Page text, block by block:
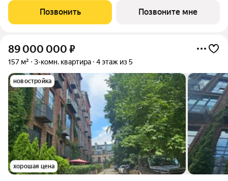
масштаба и визуальное удовольствие от видов на реку,
«Москва-Сити» и гостиницу Украина.
Позвонить Позвоните мне
89 000 000 ₽
157 м² 3-комн. квартира 4 этаж из 5
новостройка
хорошая цена